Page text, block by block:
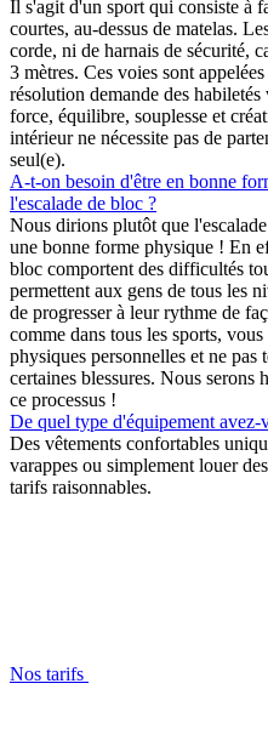
Il s'agit d'un sport qui consiste à
courtes, au-dessus de matelas.
corde, ni de harnais de sécurité,
3 mètres. Ces voies sont
résolution demande des
force, équilibre, souplesse et
intérieur ne nécessite pas de
seul(e).
A-t-on besoin d'être en bonne
l'escalade de bloc ?
Nous dirions plutôt que
une bonne forme physique ! En
bloc comportent des difficultés
permettent aux gens de tous les
de progresser à leur rythme de
comme dans tous les sports,
physiques personnelles et ne
certaines blessures. Nous serons
ce processus !
De quel type d'équipement avez-
Des vêtements confortables
varappes ou simplement louer
tarifs raisonnables.
Nos tarifs